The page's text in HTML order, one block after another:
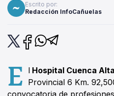
Escrito por:
Redacción InfoCañuelas
E l Hospital Cuenca
Provincial 6 Km.
convocatoria de